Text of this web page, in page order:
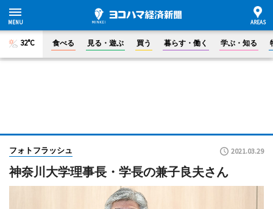
32°C 食べる 見る・遊ぶ 買う 暮らす・働く 学ぶ・知る
フォトフラッシュ 2021.03.29
神奈川大学理事長・学長の兼子良夫さん